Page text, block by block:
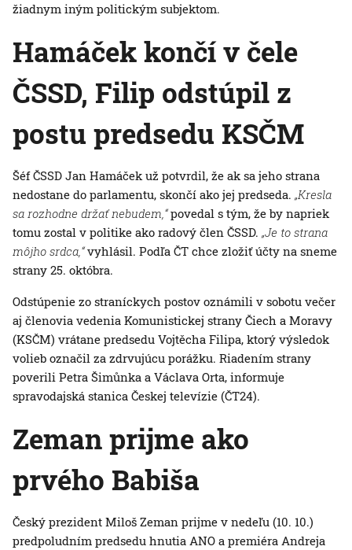
žiadnym iným politickým subjektom.
Hamáček končí v čele
ČSSD, Filip odstúpil z
postu predsedu KSČM
Šéf ČSSD Jan Hamáček už potvrdil, že ak sa jeho strana
nedostane do parlamentu, skončí ako jej predseda. „Kresla
sa rozhodne držať nebudem,“povedal s tým, že by napriek
tomu zostal v politike ako radový člen ČSSD. „Je to strana
môjho srdca,“vyhlásil. Podľa ČT chce zložiť účty na sneme
strany 25. októbra.
Odstúpenie zo straníckych postov oznámili v sobotu večer
aj členovia vedenia Komunistickej strany Čiech a Moravy
(KSČM) vrátane predsedu Vojtěcha Filipa, ktorý výsledok
volieb označil za zdrvujúcu porážku. Riadením strany
poverili Petra Šimůnka a Václava Orta, informuje
spravodajská stanica Českej televízie (ČT24).
Zeman prijme ako
prvého Babiša
Český prezident Miloš Zeman prijme v nedeľu (10. 10.)
predpoludním predsedu hnutia ANO a premiéra Andreja